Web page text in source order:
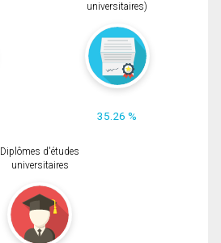
universitaires)
35.26 %
Diplômes d'études
universitaires